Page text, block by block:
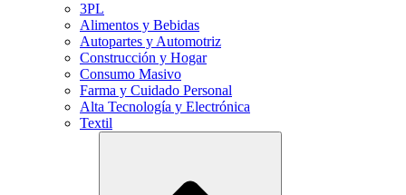
3PL
Alimentos y Bebidas
Autopartes y Automotriz
Construcción y Hogar
Consumo Masivo
Farma y Cuidado Personal
Alta Tecnología y Electrónica
Textil